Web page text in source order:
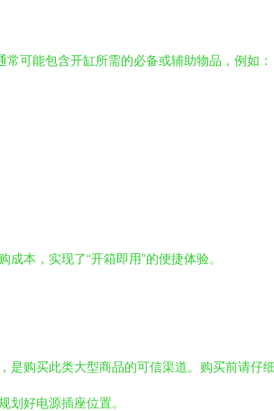
可能包含开缸所需的必备或辅助物品，例如：
本，实现了“开箱即用”的便捷体验。
购买此类大型商品的可信渠道。购买前请仔
划好电源插座位置。